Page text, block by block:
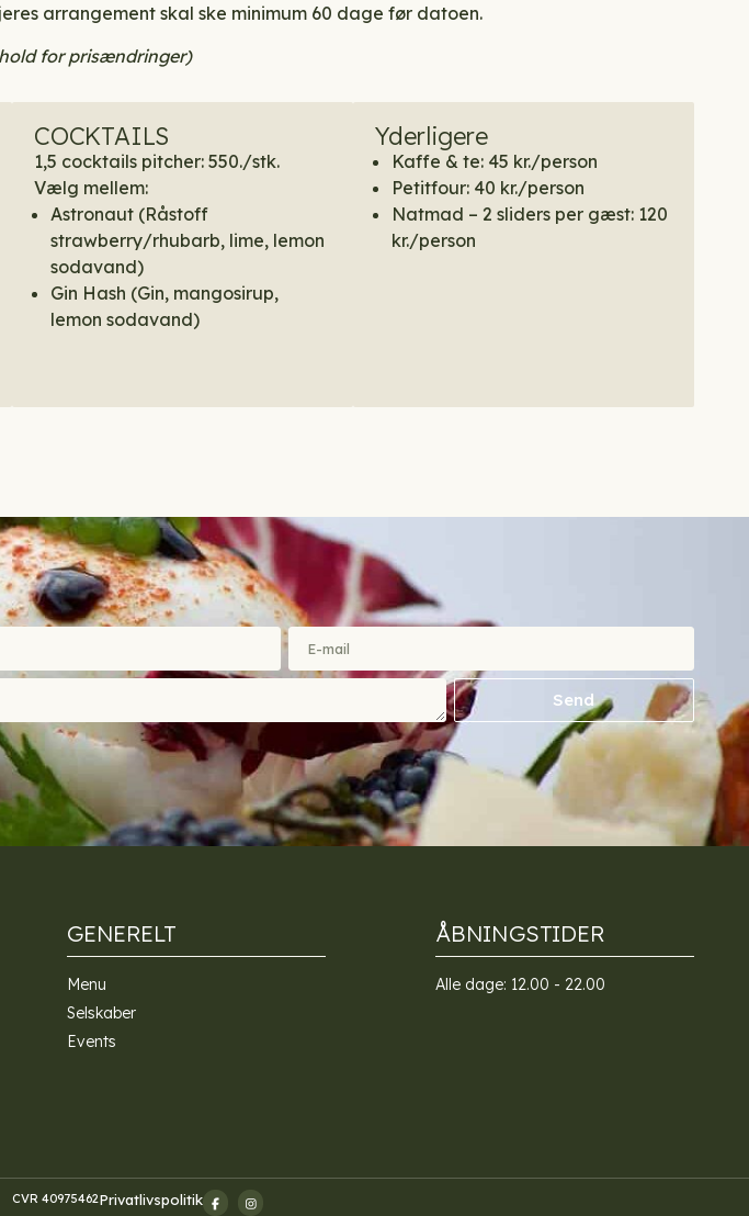
arrangement skal ske minimum 60 dage før datoen.
for prisændringer)
COCKTAILS
1,5 cocktails pitcher: 550./stk.
Vælg mellem:
Astronaut (Råstoff
strawberry/rhubarb, lime, lemon
sodavand)
Gin Hash (Gin, mangosirup,
lemon sodavand)
Yderligere
Kaffe & te: 45 kr./person
Petitfour: 40 kr./person
Natmad – 2 sliders per gæst: 120
kr./person
Send
GENERELT
Menu
Selskaber
Events
ÅBNINGSTIDER
Alle dage: 12.00 - 22.00
CVR 40975462Privatlivspolitik